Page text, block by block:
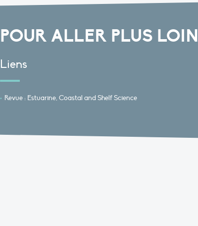
POUR ALLER PLUS LOIN
Liens
Revue : Estuarine, Coastal and Shelf Science